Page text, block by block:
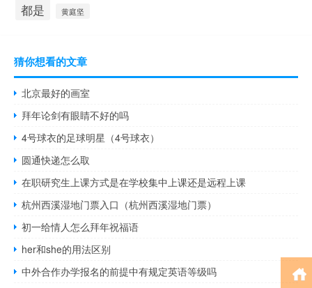
都是 黄庭坚
猜你想看的文章
北京最好的画室
拜年论剑有眼睛不好的吗
4号球衣的足球明星（4号球衣）
圆通快递怎么取
在职研究生上课方式是在学校集中上课还是远程上课
杭州西溪湿地门票入口（杭州西溪湿地门票）
初一给情人怎么拜年祝福语
her和she的用法区别
中外合作办学报名的前提中有规定英语等级吗